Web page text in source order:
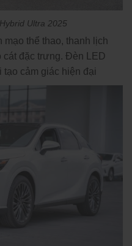
Ultra 2025
thể thao, thanh lịch
đặc trưng. Đèn LED
cảm giác hiện đại